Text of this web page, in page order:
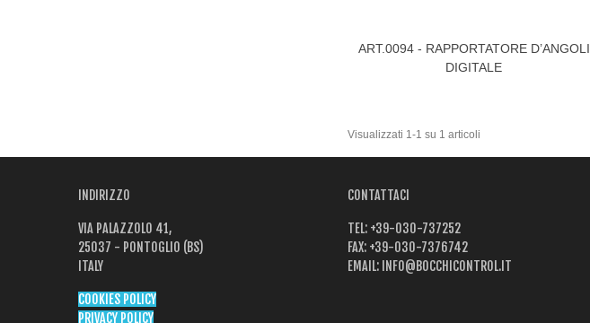
Visualizza Di Più
ART.0094 - RAPPORTATORE D’ANGOLI
DIGITALE
Visualizzati 1-1 su 1 articoli
INDIRIZZO
VIA PALAZZOLO 41,
25037 - PONTOGLIO (BS)
ITALY
COOKIES POLICY
PRIVACY POLICY
CONTATTACI
TEL: +39-030-737252
FAX: +39-030-7376742
EMAIL: INFO@BOCCHICONTROL.IT